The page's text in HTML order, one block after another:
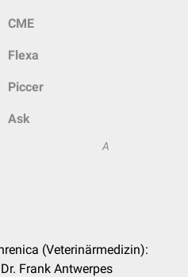
CME
Flexa
Piccer
Ask
A
(Veterinärmedizin):
Frank Antwerpes